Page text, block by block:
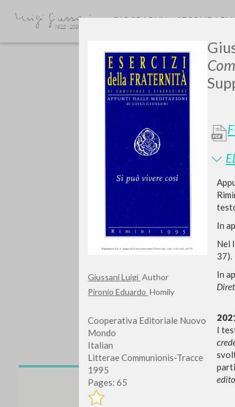
Giussani Luigi Author
Pironio Eduardo Homily
Cooperativa Editoriale Nuovo
Mondo
Italian
Litterae Communionis-Tracce
1995
Pages: 65
In
Nel
37).
In
I
BIOGRAPHY SECONDARY